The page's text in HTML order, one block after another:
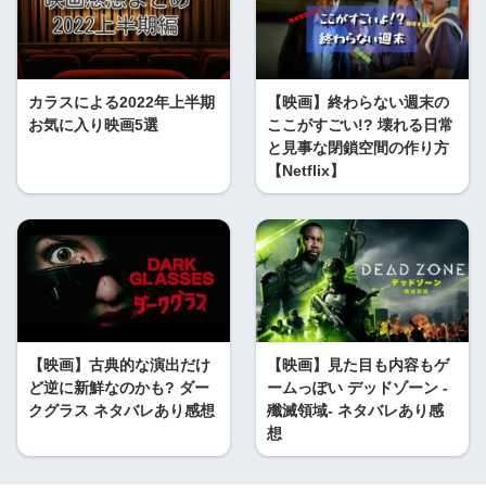
カラスによる2022年上半期
お気に入り映画5選
【映画】終わらない週末の
ここがすごい!? 壊れる日常
と見事な閉鎖空間の作り方
【Netflix】
【映画】古典的な演出だけ
ど逆に新鮮なのかも? ダー
クグラス ネタバレあり感想
【映画】見た目も内容もゲ
ームっぽい デッドゾーン -
殲滅領域- ネタバレあり感
想